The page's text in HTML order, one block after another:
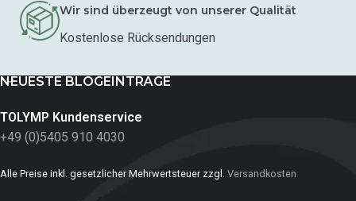
Wir sind überzeugt von unserer Qualität
Kostenlose Rücksendungen
NEUESTE BLOGEINTRÄGE
TOLYMP Kundenservice
+49 (0)5405 910 4030
Alle Preise inkl. gesetzlicher Mehrwertsteuer zzgl. Versandkosten